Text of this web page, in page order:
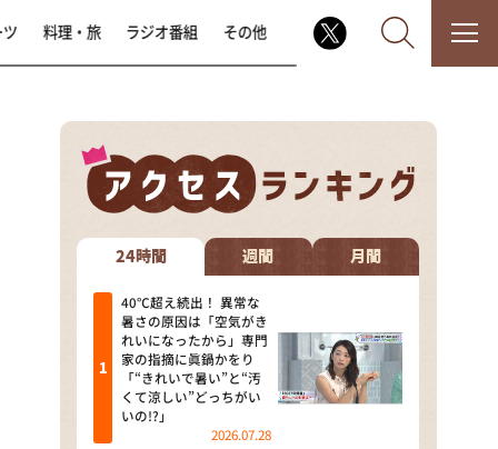
なるみ・岡村の過ぎるTV
相席食堂
これ余談なんですけど・・・
～人生密着トークバラエティ！
～ やすとものいたって真剣です
探偵！ナイトスクープ
料理・旅 ラジオ番組 その他
24時間 週間 月間
40℃超え続出！ 異常な
暑さの原因は「空気がき
れいになったから」専門
家の指摘に眞鍋かをり
「“きれいで暑い”と“汚
くて涼しい”どっちがい
いの!?」
2026.07.28